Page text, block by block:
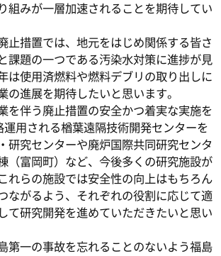
組みが一層加速されることを期待してい
止措置では、地元をはじめ関係する皆さ
課題の一つである汚染水対策に進捗が見
は使用済燃料や燃料デブリの取り出しに
の進展を期待したいと思います。
を伴う廃止措置の安全かつ着実な実施を
運用される楢葉遠隔技術開発センターを
研究センターや廃炉国際共同研究センタ
（富岡町）など、今後多くの研究施設が
れらの施設では安全性の向上はもちろん
ながるよう、それぞれの役割に応じて適
て研究開発を進めていただきたいと思い
第一の事故を忘れることのないよう福島